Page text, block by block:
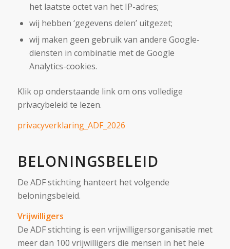
het laatste octet van het IP-adres;
wij hebben ‘gegevens delen’ uitgezet;
wij maken geen gebruik van andere Google-
diensten in combinatie met de Google
Analytics-cookies.
Klik op onderstaande link om ons volledige
privacybeleid te lezen.
privacyverklaring_ADF_2026
BELONINGSBELEID
De ADF stichting hanteert het volgende
beloningsbeleid.
Vrijwilligers
De ADF stichting is een vrijwilligersorganisatie met
meer dan 100 vrijwilligers die mensen in het hele